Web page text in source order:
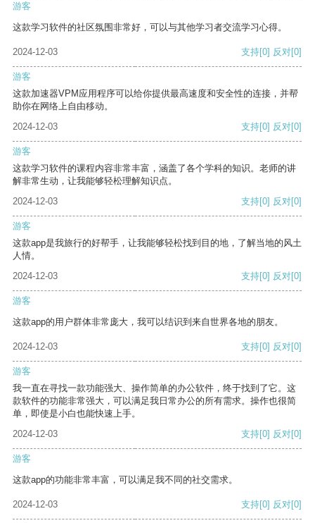
游客
这款学习软件的社区氛围非常好，可以与其他学习者交流学习心得。
2024-12-03 支持[0] 反对[0]
游客
这款加速器VPM应用程序可以给你提供最高速度和安全性的连接，并帮
助你在网络上自由移动。
2024-12-03
支持[0] 反对[0]
游客
这款学习软件的课程内容非常丰富，涵盖了各个学科的知识。老师的讲
解非常生动，让我能够轻松理解知识点。
2024-12-03
支持[0] 反对[0]
游客
这款app是我旅行的好帮手，让我能够轻松找到目的地，了解当地的风土
人情。
2024-12-03
支持[0] 反对[0]
游客
这款app的用户群体非常庞大，我可以结识到来自世界各地的朋友。
2024-12-03 支持[0] 反对[0]
游客
我一直在寻找一款功能强大、操作简单的办公软件，终于找到了它。这
款软件的功能非常强大，可以满足我日常办公的所有需求。操作也很简
单，即使是小白也能快速上手。
2024-12-03
支持[0] 反对[0]
游客
这款app的功能非常丰富，可以满足我不同的社交需求。
2024-12-03 支持[0] 反对[0]